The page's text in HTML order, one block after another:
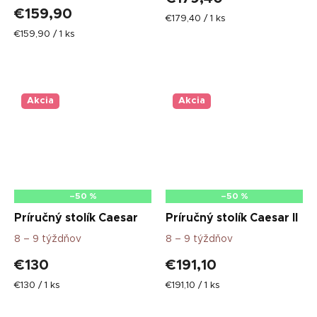
€159,90
Jednotková
€159,90 / 1 ks
Jednotková
€179,40 / 1 ks
Akcia
–50 %
Príručný stolík Caesar
8 – 9 týždňov
€130
Jednotková
€130 / 1 ks
Akcia
–50 %
Príručný stolík Caesar II
8 – 9 týždňov
€191,10
Jednotková
€191,10 / 1 ks